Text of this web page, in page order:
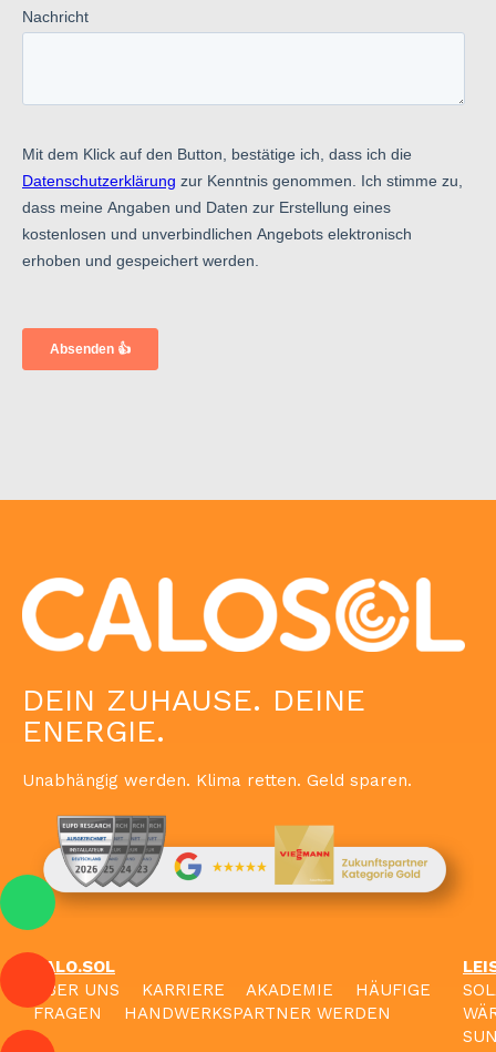
DEIN ZUHAUSE. DEINE
ENERGIE.
Unabhängig werden. Klima retten. Geld sparen.
CALO.SOL
ÜBER UNS
KARRIERE AKADEMIE
HÄUFIGE
FRAGEN
HANDWERKSPARTNER WERDEN